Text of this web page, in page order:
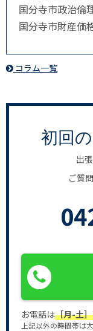
国分寺市政治倫
国分寺市財産価
コラム一覧
初回
出
ご質
お電話は［月-土
上記以外の時間帯は